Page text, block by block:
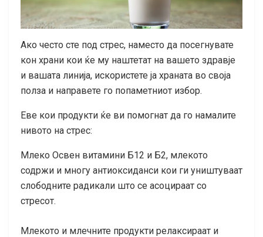
Ако често сте под стрес, наместо да посегнувате
кон храни кои ќе му наштетат на вашето здравје
и вашата линија, искористете ја храната во своја
полза и направете го попаметниот избор.
Еве кои продукти ќе ви помогнат да го намалите
нивото на стрес:
Млекo Освен витамини Б12 и Б2, млекото
содржи и многу антиоксиданси кои ги уништуваат
слободните радикали што се асоцираат со
стресот.
Млекото и млечните продукти релаксираат и